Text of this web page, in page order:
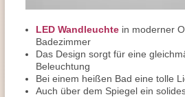
LED Wandleuchte in moderner
Badezimmer
Das Design sorgt für eine
Beleuchtung
Bei einem heißen Bad eine tolle
Auch über dem Spiegel ein